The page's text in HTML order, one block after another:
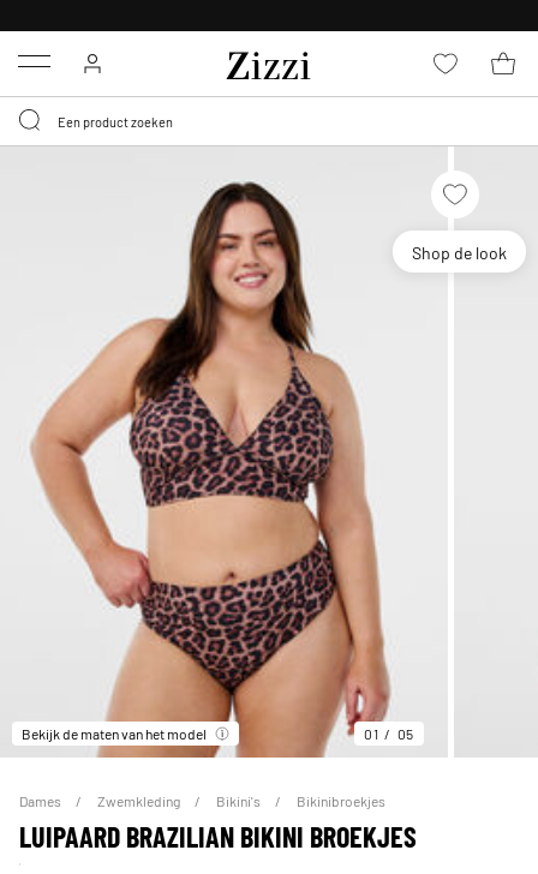
Menu
Shop de look
Bekijk de maten van het model 01 05
Dames Zwemkleding Bikini's Bikinibroekjes
LUIPAARD BRAZILIAN BIKINI BROEKJES